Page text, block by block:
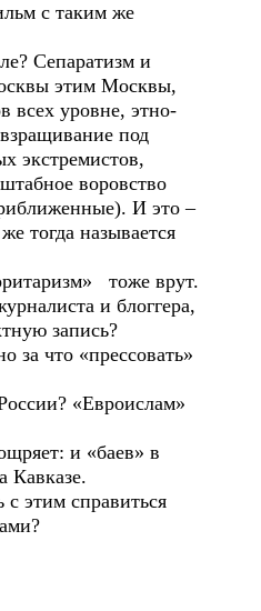
с таким же
Сепаратизм и
этим Москвы,
всех уровне, этно-
под
экстремистов,
воровство
И это –
тогда называется
тоже врут.
и блоггера,
запись?
за что «прессовать»
«Евроислам»
и «баев» в
Кавказе.
с этим справиться